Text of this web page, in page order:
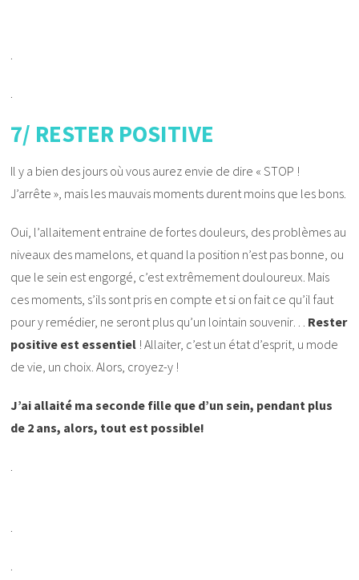
.
.
7/ RESTER POSITIVE
Il y a bien des jours où vous aurez envie de dire « STOP !
J’arrête », mais les mauvais moments durent moins que les bons.
Oui, l’allaitement entraine de fortes douleurs, des problèmes au
niveaux des mamelons, et quand la position n’est pas bonne, ou
que le sein est engorgé, c’est extrêmement douloureux. Mais
ces moments, s’ils sont pris en compte et si on fait ce qu’il faut
pour y remédier, ne seront plus qu’un lointain souvenir… Rester
positive est essentiel ! Allaiter, c’est un état d’esprit, u mode
de vie, un choix. Alors, croyez-y !
J’ai allaité ma seconde fille que d’un sein, pendant plus
de 2 ans, alors, tout est possible!
.
.
.